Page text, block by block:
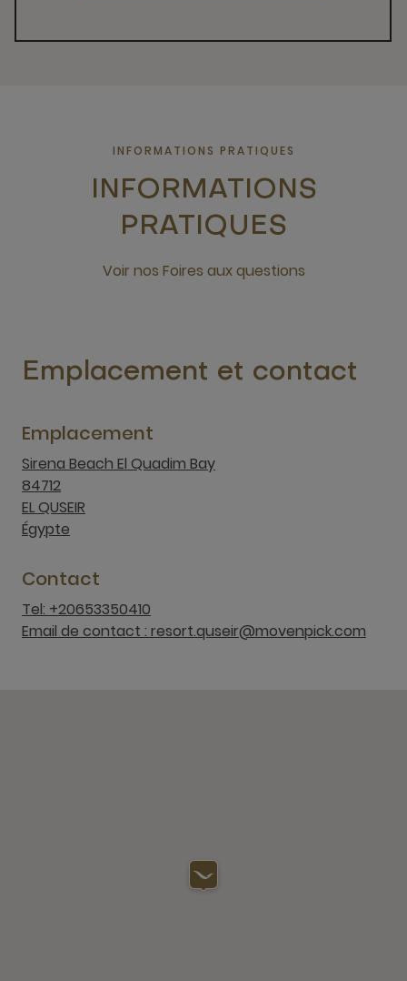
INFORMATIONS PRATIQUES
INFORMATIONS
PRATIQUES
Voir nos Foires aux questions
Emplacement et contact
Emplacement
Sirena Beach El Quadim Bay
84712
EL QUSEIR
Égypte
Contact
Tel: +20653350410
Email de contact : resort.quseir@movenpick.com